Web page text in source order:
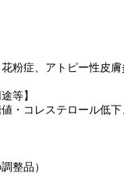
粉症、アトピー性皮
等】
・コレステロール低
整品）